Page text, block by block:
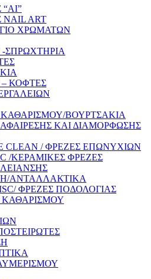
ART
ΧΡΩΜΑΤΩΝ
-ΣΠΡΩΧΤΗΡΙΑ
ΚΟΦΤΕΣ
ΒΟΥΡΤΣΑΚΙΑ
ΚΑΙ ΔΙΑΜΟΡΦΩΣΗΣ
CLEAN / ΦΡΕΖΕΣ ΕΠΩΝΥΧΙΩΝ
/ΚΕΡΑΜΙΚΕΣ ΦΡΕΖΕΣ
ΑΝΤΑΛΛΑΚΤΙΚΑ
ΦΡΕΖΕΣ ΠΟΔΟΛΟΓΙΑΣ
ΚΑΘΑΡΙΣΜΟΥ